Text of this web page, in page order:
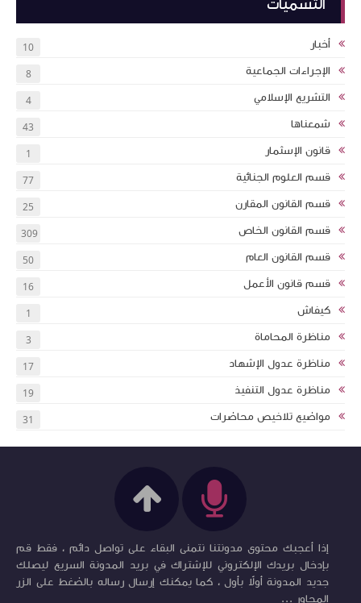
التسميات
أخبار 10
الإجراءات الجماعية 8
التشريع الإسلامي 4
شمعناها 43
قانون الإسثمار 1
قسم العلوم الجنائية 77
قسم القانون المقارن 25
قسم القانون الخاص 309
قسم القانون العام 50
قسم قانون الأعمل 16
كيفاش 1
مناظرة المحاماة 3
مناظرة عدول الإشهاد 17
مناظرة عدول التنفيذ 19
مواضيع تلاخيص محاضرات 31
إذا أعجبك محتوى مدونتنا نتمنى البقاء على تواصل دائم ، فقط قم
بإدخال بريدك الإلكتروني للإشتراك في بريد المدونة السريع ليصلك
جديد المدونة أولاً بأول ، كما يمكنك إرسال رساله بالضغط على الزر
المجاور ...